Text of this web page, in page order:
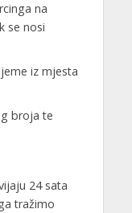
na
se nosi
iz mjesta
broja te
24 sata
tražimo